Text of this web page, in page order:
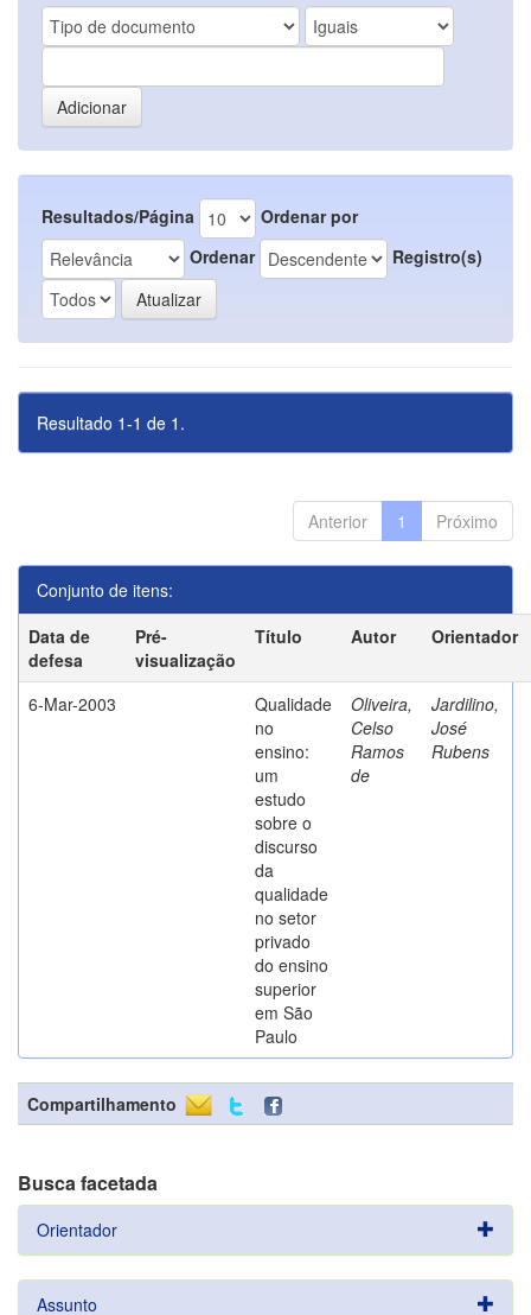
Resultados/Página
Ordenar por
Ordenar
Registro(s)
Resultado 1-1 de 1.
Anterior 1 Próximo
Conjunto de itens:
Data de
defesa
Pré-
visualização
Título Autor Orientador
6-Mar-2003
Qualidade
no
ensino:
um
estudo
sobre o
discurso
da
qualidade
no setor
privado
do ensino
superior
em São
Paulo
Oliveira,
Celso
Ramos
de
Jardilino,
José
Rubens
Compartilhamento
Busca facetada
Orientador
Assunto